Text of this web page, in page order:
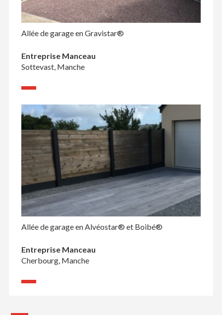
Allée de garage en Gravistar®
Entreprise Manceau
Sottevast, Manche
Allée de garage en Alvéostar® et Boibé®
Entreprise Manceau
Cherbourg, Manche